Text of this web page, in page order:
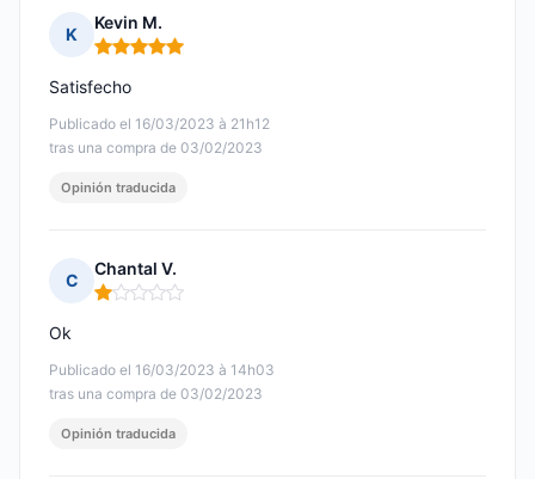
K
Kevin M.
Nota: 5 de 5
Publicado el 16/03/2023 à 21h12
tras una compra de 03/02/2023
Satisfecho
Opinión traducida
C
Chantal V.
Nota: 1 de 5
Publicado el 16/03/2023 à 14h03
tras una compra de 03/02/2023
Ok
Opinión traducida